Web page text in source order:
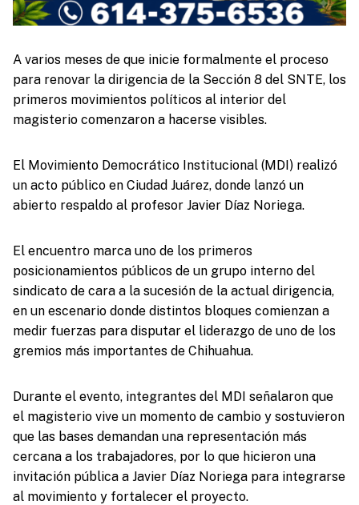
A varios meses de que inicie formalmente el proceso
para renovar la dirigencia de la Sección 8 del SNTE, los
primeros movimientos políticos al interior del
magisterio comenzaron a hacerse visibles.
El Movimiento Democrático Institucional (MDI) realizó
un acto público en Ciudad Juárez, donde lanzó un
abierto respaldo al profesor Javier Díaz Noriega.
El encuentro marca uno de los primeros
posicionamientos públicos de un grupo interno del
sindicato de cara a la sucesión de la actual dirigencia,
en un escenario donde distintos bloques comienzan a
medir fuerzas para disputar el liderazgo de uno de los
gremios más importantes de Chihuahua.
Durante el evento, integrantes del MDI señalaron que
el magisterio vive un momento de cambio y sostuvieron
que las bases demandan una representación más
cercana a los trabajadores, por lo que hicieron una
invitación pública a Javier Díaz Noriega para integrarse
al movimiento y fortalecer el proyecto.